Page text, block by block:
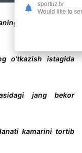
menejeri Abdel-
o'tkazish istagida
jang bekor
kamarini tortib
sportuz.tv
Would like to